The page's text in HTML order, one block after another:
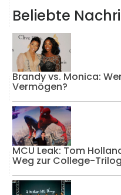
Beliebte
Brandy vs. Monica:
Vermögen?
MCU Leak: Tom
Weg zur College-